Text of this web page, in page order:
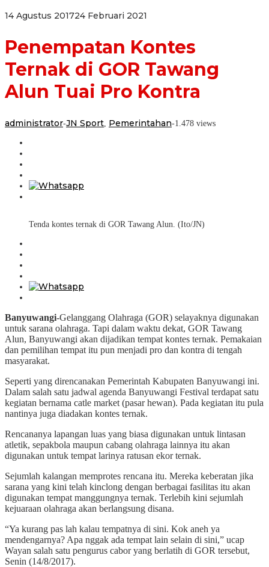
Kontra
14 Agustus 201724 Februari 2021
Penempatan Kontes
Ternak di GOR Tawang
Alun Tuai Pro Kontra
administrator-JN Sport Pemerintahan-1.478 views
Tenda kontes ternak di GOR Tawang Alun. (Ito/JN)
Banyuwangi-Gelanggang Olahraga (GOR) selayaknya digunakan
untuk sarana olahraga. Tapi dalam waktu dekat, GOR Tawang
Alun, Banyuwangi akan dijadikan tempat kontes ternak. Pemakaian
dan pemilihan tempat itu pun menjadi pro dan kontra di tengah
masyarakat.
Seperti yang direncanakan Pemerintah Kabupaten Banyuwangi ini.
Dalam salah satu jadwal agenda Banyuwangi Festival terdapat satu
kegiatan bernama catle market (pasar hewan). Pada kegiatan itu pula
nantinya juga diadakan kontes ternak.
Rencananya lapangan luas yang biasa digunakan untuk lintasan
atletik, sepakbola maupun cabang olahraga lainnya itu akan
digunakan untuk tempat larinya ratusan ekor ternak.
Sejumlah kalangan memprotes rencana itu. Mereka keberatan jika
sarana yang kini telah kinclong dengan berbagai fasilitas itu akan
digunakan tempat manggungnya ternak. Terlebih kini sejumlah
kejuaraan olahraga akan berlangsung disana.
“Ya kurang pas lah kalau tempatnya di sini. Kok aneh ya
mendengarnya? Apa nggak ada tempat lain selain di sini,” ucap
Wayan salah satu pengurus cabor yang berlatih di GOR tersebut,
Senin (14/8/2017).